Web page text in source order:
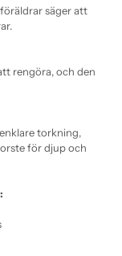
säger att
rengöra, och den
torkning,
för djup och